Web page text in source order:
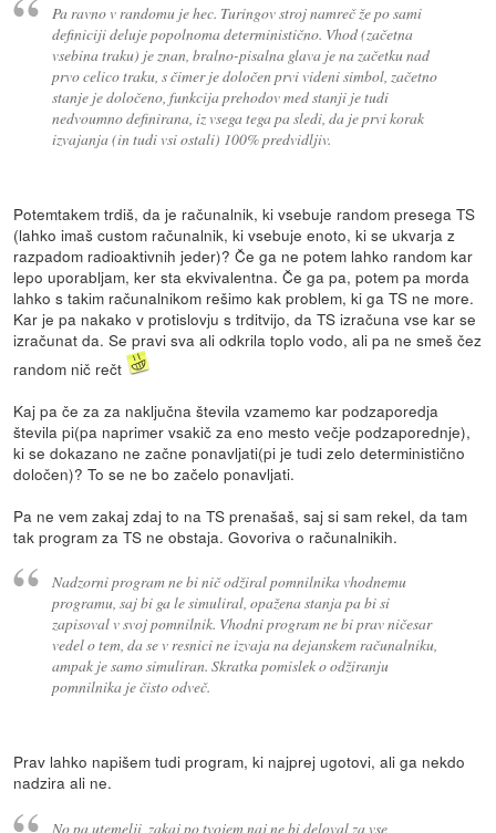
Pa ravno v randomu je hec. Turingov stroj namreč že po sami
definiciji deluje popolnoma deterministično. Vhod (začetna
vsebina traku) je znan, bralno-pisalna glava je na začetku nad
prvo celico traku, s čimer je določen prvi videni simbol, začetno
stanje je določeno, funkcija prehodov med stanji je tudi
nedvoumno definirana, iz vsega tega pa sledi, da je prvi korak
izvajanja (in tudi vsi ostali) 100% predvidljiv.
Potemtakem trdiš, da je računalnik, ki vsebuje random presega TS
(lahko imaš custom računalnik, ki vsebuje enoto, ki se ukvarja z
razpadom radioaktivnih jeder)? Če ga ne potem lahko random kar
lepo uporabljam, ker sta ekvivalentna. Če ga pa, potem pa morda
lahko s takim računalnikom rešimo kak problem, ki ga TS ne more.
Kar je pa nakako v protislovju s trditvijo, da TS izračuna vse kar se
izračunat da. Se pravi sva ali odkrila toplo vodo, ali pa ne smeš čez
random nič rečt
Kaj pa če za za naključna števila vzamemo kar podzaporedja
števila pi(pa naprimer vsakič za eno mesto večje podzaporednje),
ki se dokazano ne začne ponavljati(pi je tudi zelo deterministično
določen)? To se ne bo začelo ponavljati.
Pa ne vem zakaj zdaj to na TS prenašaš, saj si sam rekel, da tam
tak program za TS ne obstaja. Govoriva o računalnikih.
Nadzorni program ne bi nič odžiral pomnilnika vhodnemu
programu, saj bi ga le simuliral, opažena stanja pa bi si
zapisoval v svoj pomnilnik. Vhodni program ne bi prav ničesar
vedel o tem, da se v resnici ne izvaja na dejanskem računalniku,
ampak je samo simuliran. Skratka pomislek o odžiranju
pomnilnika je čisto odveč.
Prav lahko napišem tudi program, ki najprej ugotovi, ali ga nekdo
nadzira ali ne.
No pa utemelji, zakaj po tvojem naj ne bi deloval za vse